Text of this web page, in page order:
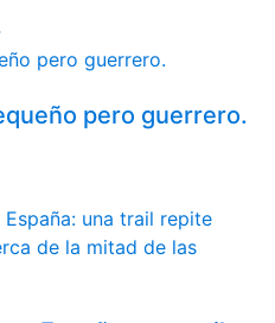
pero guerrero.